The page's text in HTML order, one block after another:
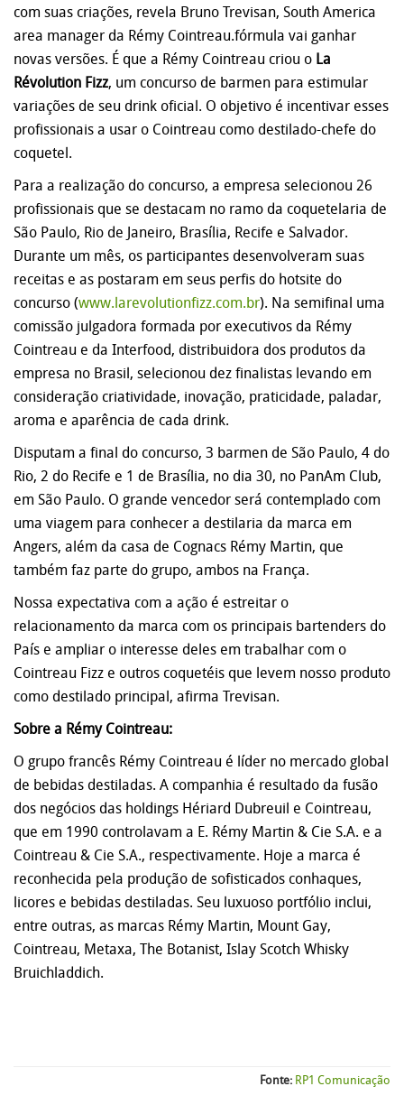
com suas criações, revela Bruno Trevisan, South America
area manager da Rémy Cointreau.fórmula vai ganhar
novas versões. É que a Rémy Cointreau criou o La
Révolution Fizz, um concurso de barmen para estimular
variações de seu drink oficial. O objetivo é incentivar esses
profissionais a usar o Cointreau como destilado-chefe do
coquetel.
Para a realização do concurso, a empresa selecionou 26
profissionais que se destacam no ramo da coquetelaria de
São Paulo, Rio de Janeiro, Brasília, Recife e Salvador.
Durante um mês, os participantes desenvolveram suas
receitas e as postaram em seus perfis do hotsite do
concurso (www.larevolutionfizz.com.br). Na semifinal uma
comissão julgadora formada por executivos da Rémy
Cointreau e da Interfood, distribuidora dos produtos da
empresa no Brasil, selecionou dez finalistas levando em
consideração criatividade, inovação, praticidade, paladar,
aroma e aparência de cada drink.
Disputam a final do concurso, 3 barmen de São Paulo, 4 do
Rio, 2 do Recife e 1 de Brasília, no dia 30, no PanAm Club,
em São Paulo. O grande vencedor será contemplado com
uma viagem para conhecer a destilaria da marca em
Angers, além da casa de Cognacs Rémy Martin, que
também faz parte do grupo, ambos na França.
Nossa expectativa com a ação é estreitar o
relacionamento da marca com os principais bartenders do
País e ampliar o interesse deles em trabalhar com o
Cointreau Fizz e outros coquetéis que levem nosso produto
como destilado principal, afirma Trevisan.
Sobre a Rémy Cointreau:
O grupo francês Rémy Cointreau é líder no mercado global
de bebidas destiladas. A companhia é resultado da fusão
dos negócios das holdings Hériard Dubreuil e Cointreau,
que em 1990 controlavam a E. Rémy Martin & Cie S.A. e a
Cointreau & Cie S.A., respectivamente. Hoje a marca é
reconhecida pela produção de sofisticados conhaques,
licores e bebidas destiladas. Seu luxuoso portfólio inclui,
entre outras, as marcas Rémy Martin, Mount Gay,
Cointreau, Metaxa, The Botanist, Islay Scotch Whisky
Bruichladdich.
Fonte: RP1 Comunicação